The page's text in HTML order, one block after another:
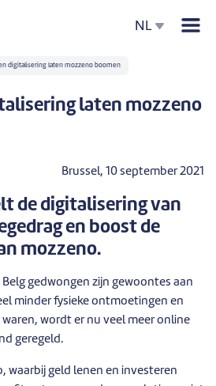
NL
digitalisering laten mozzeno boomen
laten mozzeno
Brussel, 10 september 2021
de digitalisering van
en boost de
mozzeno.
gedwongen zijn gewoontes aan
minder fysieke ontmoetingen en
wordt er nu veel meer online
geregeld.
waarbij geld lenen en investeren